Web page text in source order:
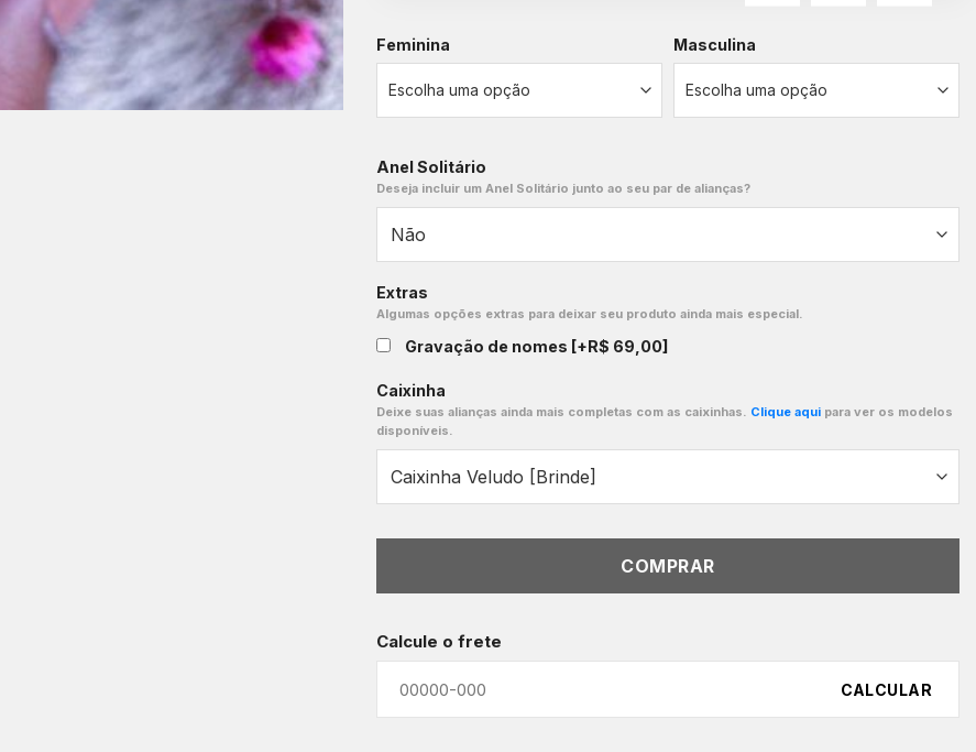
Feminina Masculina
Anel Solitário
Deseja incluir um Anel Solitário junto ao seu par de alianças?
Extras
Algumas opções extras para deixar seu produto ainda mais especial.
Gravação de nomes [+R$ 69,00]
Caixinha
Deixe suas alianças ainda mais completas com as caixinhas. Clique aqui para ver os modelos
disponíveis.
COMPRAR
Calcule o frete
CALCULAR